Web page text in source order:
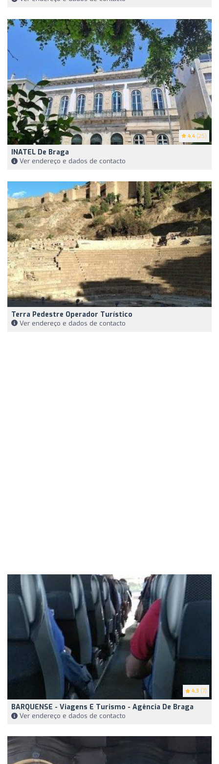
4.4 (25)
INATEL De Braga
Ver endereço e dados de contacto
Terra Pedestre Operador Turístico
Ver endereço e dados de contacto
4.3 (7)
BARQUENSE - Viagens E Turismo - Agência De Braga
Ver endereço e dados de contacto